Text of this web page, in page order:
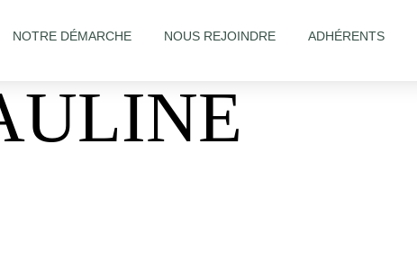
NOTRE DÉMARCHE NOUS REJOINDRE ADHÉRENTS